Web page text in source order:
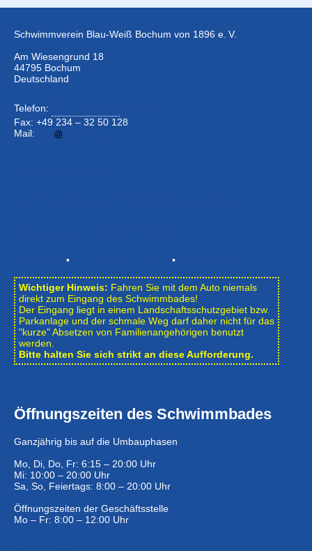
Schwimmverein Blau-Weiß Bochum von 1896 e. V.
Am Wiesengrund 18
44795 Bochum
Deutschland
Telefon:
Fax: +49 234 – 32 50 128
Mail:
• •
Wichtiger Hinweis: Fahren Sie mit dem Auto niemals
direkt zum Eingang des Schwimmbades!
Der Eingang liegt in einem Landschafts­schutzgebiet bzw.
Park­anlage und der schmale Weg darf daher nicht für das
"kurze" Absetzen von Familienangehörigen benutzt
werden.
Bitte halten Sie sich strikt an diese Aufforderung.
Öffnungszeiten des Schwimmbades
Ganzjährig bis auf die Umbauphasen
Mo, Di, Do, Fr: 6:15 – 20:00 Uhr
Mi: 10:00 – 20:00 Uhr
Sa, So, Feiertags: 8:00 – 20:00 Uhr
Öffnungszeiten der Geschäftsstelle
Mo – Fr: 8:00 – 12:00 Uhr